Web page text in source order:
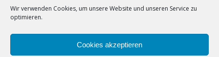
Wir verwenden Cookies, um unsere Website und unseren Service zu
optimieren.
Cookies akzeptieren
400 zu schnelle Autofahrer
Sommer auf Eis legen